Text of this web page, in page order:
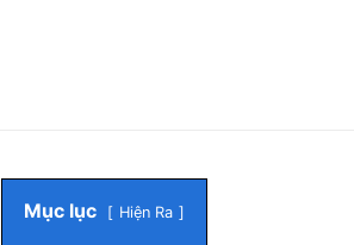
Mục lục
Hiện Ra